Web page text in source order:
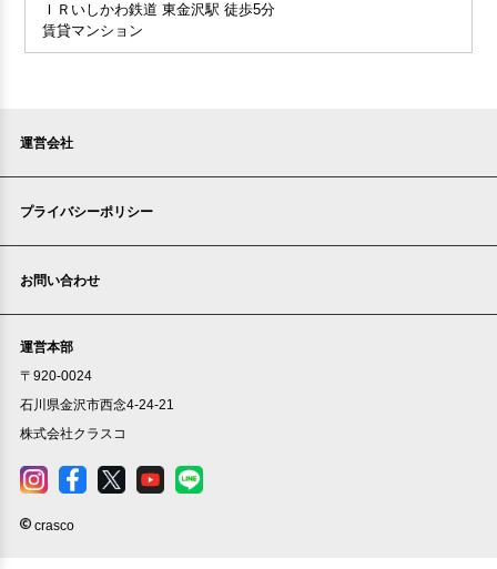
ＩＲいしかわ鉄道 東金沢駅 徒歩5分
賃貸マンション
運営会社
プライバシーポリシー
お問い合わせ
運営本部
〒920-0024
石川県金沢市西念4-24-21
株式会社クラスコ
crasco